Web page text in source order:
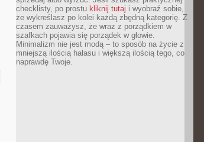
checklisty, po prostu kliknij tutaj i wyobraź sobie,
że wykreślasz po kolei każdą zbędną kategorię. Z
czasem zauważysz, że wraz z porządkiem w
szafkach pojawia się porządek w głowie.
Minimalizm nie jest modą – to sposób na życie z
mniejszą ilością hałasu i większą ilością tego, co
naprawdę Twoje.